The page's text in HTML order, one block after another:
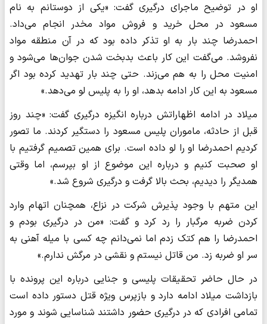
او در توضیح ماجرای درگیری گفت: «یکی از دوستانم به نام
مسعود در محل خرید و فروش مواد مخدر انجام می‌داد.
احمدرضا چند بار به او تذکر داده بود که در آن منطقه مواد
نفروشد. می‌گفت این کار باعث بدبخت شدن جوان‌ها می‌شود و
امنیت محل را به هم می‌زند. حتی چند بار تهدید کرده بود اگر
مسعود به این کار ادامه بدهد، او را به پلیس لو می‌دهد.»
میلاد در ادامه اظهاراتش درباره انگیزه درگیری گفت: «چند روز
قبل از حادثه، ماموران پلیس مسعود را دستگیر کردند. ما تصور
کردیم احمدرضا او را لو داده است. برای همین تصمیم گرفتیم با
او صحبت کنیم و درباره این موضوع از او بپرسم، اما وقتی
همدیگر را دیدیم، بحث بالا گرفت و درگیری شروع شد.»
این متهم با وجود پذیرش شرکت در نزاع، همچنان اتهام وارد
کردن ضربه مرگبار را رد کرد و گفت: «من در درگیری بودم و
احمدرضا را هم کتک زدم اما نمی‌دانم چه کسی با میله آهنی به
سر او ضربه زد. من قاتل نیستم و نقشی در مرگش ندارم.»
در حال حاضر تحقیقات پلیسی و جنایی درباره این پرونده با
بازداشت میلاد ادامه دارد و بازپرس ویژه قتل دستور داده است
تمامی افرادی که در درگیری حضور داشتند شناسایی شوند و مورد